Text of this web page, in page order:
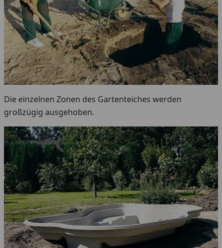
Die einzelnen Zonen des Gartenteiches werden
großzügig ausgehoben.